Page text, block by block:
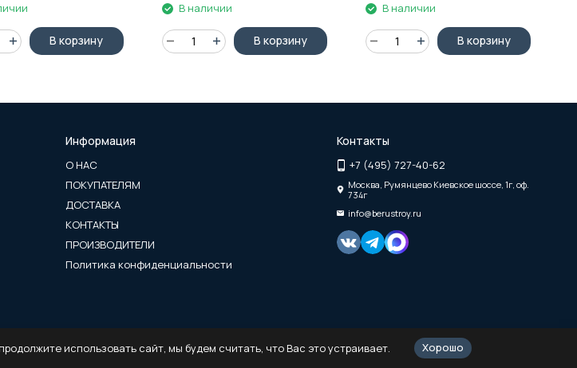
В корзину
В наличии
В корзину
В наличии
В корзину
Информация
О НАС
ПОКУПАТЕЛЯМ
ДОСТАВКА
КОНТАКТЫ
ПРОИЗВОДИТЕЛИ
Политика конфиденциальности
Контакты
+7 (495) 727-40-62
Москва, Румянцево Киевское шоссе, 1г, оф.
734г
info@berustroy.ru
использовать сайт, мы будем считать, что Вас это устраивает. Хорошо